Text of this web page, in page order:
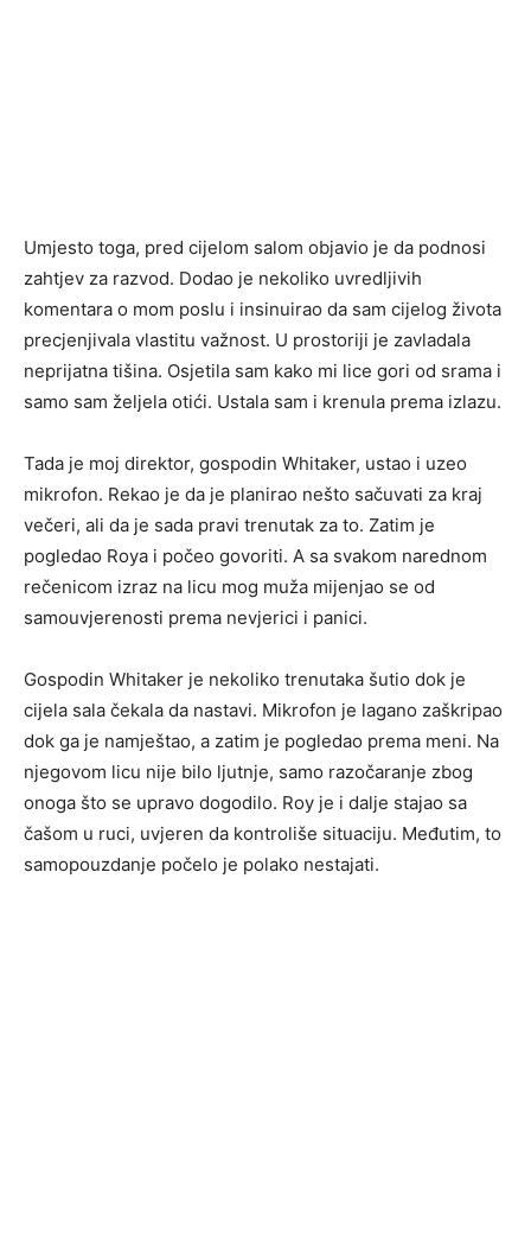
Umjesto toga, pred cijelom salom objavio je da podnosi
zahtjev za razvod. Dodao je nekoliko uvredljivih
komentara o mom poslu i insinuirao da sam cijelog života
precjenjivala vlastitu važnost. U prostoriji je zavladala
neprijatna tišina. Osjetila sam kako mi lice gori od srama i
samo sam željela otići. Ustala sam i krenula prema izlazu.
Tada je moj direktor, gospodin Whitaker, ustao i uzeo
mikrofon. Rekao je da je planirao nešto sačuvati za kraj
večeri, ali da je sada pravi trenutak za to. Zatim je
pogledao Roya i počeo govoriti. A sa svakom narednom
rečenicom izraz na licu mog muža mijenjao se od
samouvjerenosti prema nevjerici i panici.
Gospodin Whitaker je nekoliko trenutaka šutio dok je
cijela sala čekala da nastavi. Mikrofon je lagano zaškripao
dok ga je namještao, a zatim je pogledao prema meni. Na
njegovom licu nije bilo ljutnje, samo razočaranje zbog
onoga što se upravo dogodilo. Roy je i dalje stajao sa
čašom u ruci, uvjeren da kontroliše situaciju. Međutim, to
samopouzdanje počelo je polako nestajati.